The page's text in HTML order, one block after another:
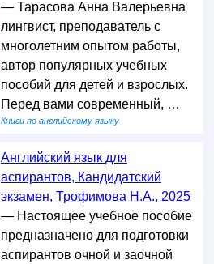
— Тарасова Анна Валерьевна
лингвист, преподаватель с
многолетним опытом работы,
автор популярных учебных
пособий для детей и взрослых.
Перед вами современный, …
Книги по английскому языку
Английский язык для
аспирантов, Кандидатский
экзамен, Трофимова Н.А., 2025
— Настоящее учебное пособие
предназначено для подготовки
аспирантов очной и заочной